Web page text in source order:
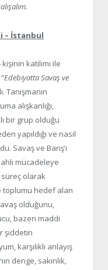
– İstanbul
katılımı ile
Edebiyatta Savaş ve
Tanışmanın
alışkanlığı,
bir grup olduğu
yapıldığı ve nasıl
Savaş ve Barış’ı
mücadeleye
olarak
toplumu hedef alan
olduğunu,
bazen maddi
şiddetin
karşılıklı anlayış
denge, sakinlik,